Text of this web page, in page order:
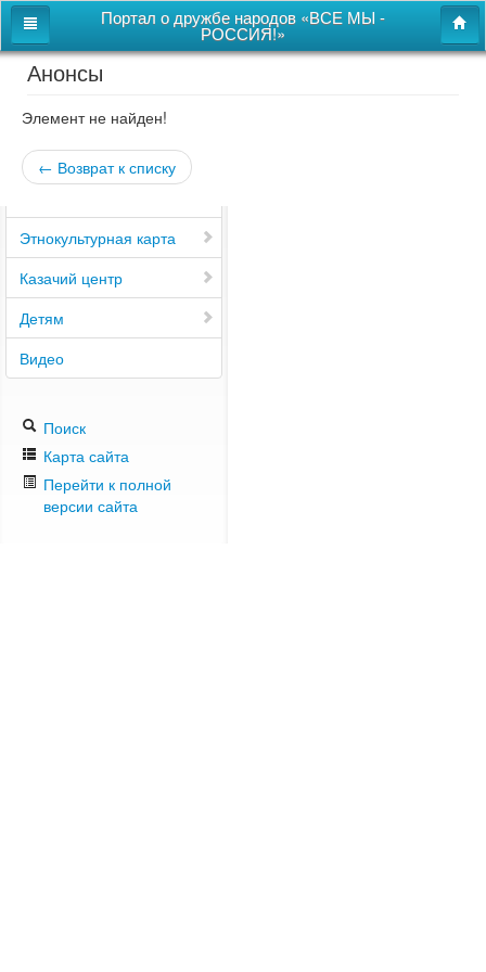
Портал о дружбе народов «ВСЕ МЫ -
РОССИЯ!»
Главная
Дом дружбы народов
Новости
Этнокультурная карта
Казачий центр
Детям
Видео
Поиск
Карта сайта
Перейти к полной
версии сайта
Анонсы
Элемент не найден!
← Возврат к списку